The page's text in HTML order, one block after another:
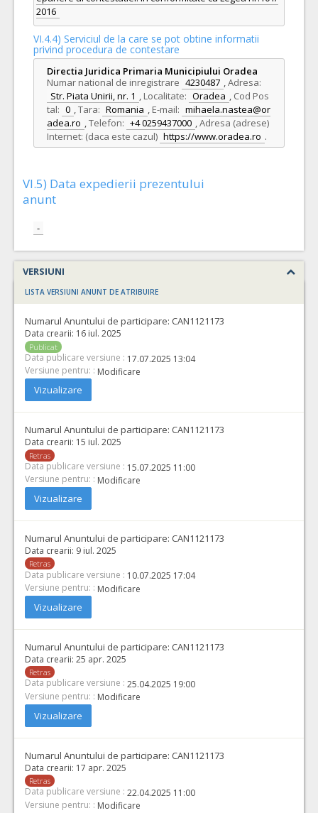
2016
VI.4.4) Serviciul de la care se pot obtine informatii
privind procedura de contestare
Directia Juridica Primaria Municipiului Oradea
Numar national de inregistrare 4230487 ,Adresa:
Str. Piata Unirii, nr. 1 , Localitate: Oradea , Cod Pos
tal: 0 ,Tara: Romania , E-mail: mihaela.nastea@or
adea.ro ,Telefon: +4 0259437000 ,Adresa (adrese)
Internet: (daca este cazul) https://www.oradea.ro .
VI.5) Data expedierii prezentului
anunt
-
VERSIUNI
LISTA VERSIUNI ANUNT DE ATRIBUIRE
Numarul Anuntului de participare: CAN1121173
Data crearii: 16 iul. 2025
Publicat
Data publicare versiune : 17.07.2025 13:04
Versiune pentru: : Modificare
Vizualizare
Numarul Anuntului de participare: CAN1121173
Data crearii: 15 iul. 2025
Retras
Data publicare versiune : 15.07.2025 11:00
Versiune pentru: : Modificare
Vizualizare
Numarul Anuntului de participare: CAN1121173
Data crearii: 9 iul. 2025
Retras
Data publicare versiune : 10.07.2025 17:04
Versiune pentru: : Modificare
Vizualizare
Numarul Anuntului de participare: CAN1121173
Data crearii: 25 apr. 2025
Retras
Data publicare versiune : 25.04.2025 19:00
Versiune pentru: : Modificare
Vizualizare
Numarul Anuntului de participare: CAN1121173
Data crearii: 17 apr. 2025
Retras
Data publicare versiune : 22.04.2025 11:00
Versiune pentru: : Modificare